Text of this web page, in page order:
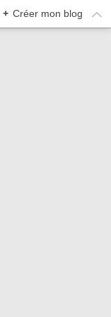
+ Créer mon blog